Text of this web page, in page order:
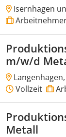
Isernhagen
m/w/d
Vollzeit
Metall